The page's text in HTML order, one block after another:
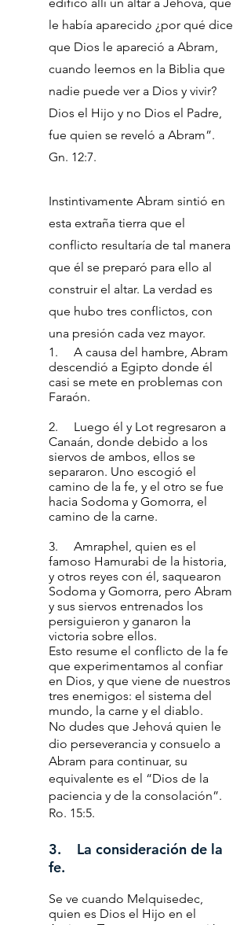
le había aparecido ¿por qué dice
que Dios le apareció a Abram,
cuando leemos en la Biblia que
nadie puede ver a Dios y vivir?
Dios el Hijo y no Dios el Padre,
fue quien se reveló a Abram”.
Gn. 12:7.
Instintivamente Abram sintió en
esta extraña tierra que el
conflicto resultaría de tal manera
que él se preparó para ello al
construir el altar. La verdad es
que hubo tres conflictos, con
una presión cada vez mayor.
1. A causa del hambre, Abram
descendió a Egipto donde él
casi se mete en problemas con
Faraón.
2. Luego él y Lot regresaron a
Canaán, donde debido a los
siervos de ambos, ellos se
separaron. Uno escogió el
camino de la fe, y el otro se fue
hacia Sodoma y Gomorra, el
camino de la carne.
3. Amraphel, quien es el
famoso Hamurabi de la historia,
y otros reyes con él, saquearon
Sodoma y Gomorra, pero Abram
y sus siervos entrenados los
persiguieron y ganaron la
victoria sobre ellos.
Esto resume el conflicto de la fe
que experimentamos al confiar
en Dios, y que viene de nuestros
tres enemigos: el sistema del
mundo, la carne y el diablo.
No dudes que Jehová quien le
dio perseverancia y consuelo a
Abram para continuar, su
equivalente es el “Dios de la
paciencia y de la consolación”.
Ro. 15:5.
3. La consideración de la
fe.
Se ve cuando Melquisedec,
quien es Dios el Hijo en el